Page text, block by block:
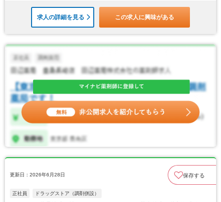
求人の詳細を見る この求人に興味がある
更新日：2026年6月28日 保存する
正社員 ドラッグストア（調剤併設）